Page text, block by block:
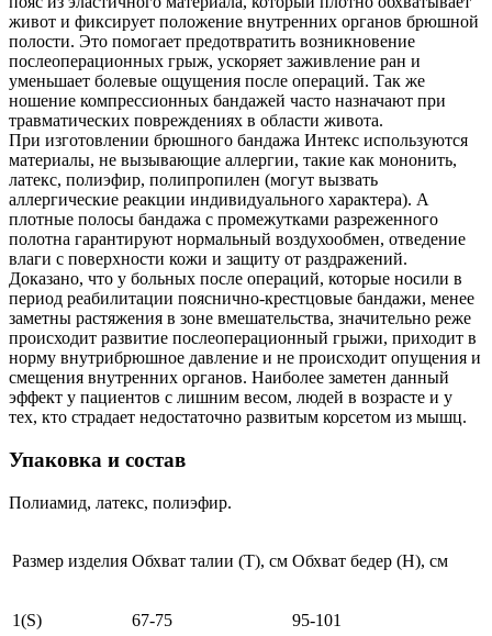
живот и фиксирует положение внутренних органов брюшной
полости. Это помогает предотвратить возникновение
послеоперационных грыж, ускоряет заживление ран и
уменьшает болевые ощущения после операций. Так же
ношение компрессионных бандажей часто назначают при
травматических повреждениях в области живота.
При изготовлении брюшного бандажа Интекс используются
материалы, не вызывающие аллергии, такие как мононить,
латекс, полиэфир, полипропилен (могут вызвать
аллергические реакции индивидуального характера). А
плотные полосы бандажа с промежутками разреженного
полотна гарантируют нормальный воздухообмен, отведение
влаги с поверхности кожи и защиту от раздражений.
Доказано, что у больных после операций, которые носили в
период реабилитации пояснично-крестцовые бандажи, менее
заметны растяжения в зоне вмешательства, значительно реже
происходит развитие послеоперационный грыжи, приходит в
норму внутрибрюшное давление и не происходит опущения и
смещения внутренних органов. Наиболее заметен данный
эффект у пациентов с лишним весом, людей в возрасте и у
тех, кто страдает недостаточно развитым корсетом из мышц.
Упаковка и состав
Полиамид, латекс, полиэфир.
Размер изделия Обхват талии (Т), см Обхват бедер (Н), см
1(S) 67-75 95-101